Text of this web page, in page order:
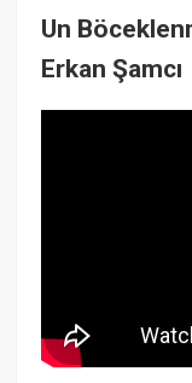
Un
Erkan Şamcı